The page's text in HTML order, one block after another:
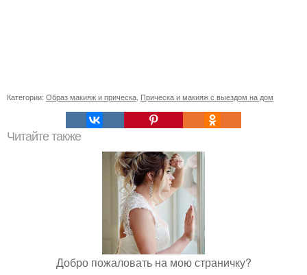
Категории: Образ макияж и прическа Прическа и макияж с выездом на дом
Читайте также
Добро пожаловать на мою страничку?